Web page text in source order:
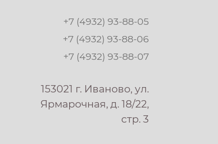
+7 (4932) 93-88-05
+7 (4932) 93-88-06
+7 (4932) 93-88-07
153021 г. Иваново, ул.
Ярмарочная, д. 18/22,
стр. 3